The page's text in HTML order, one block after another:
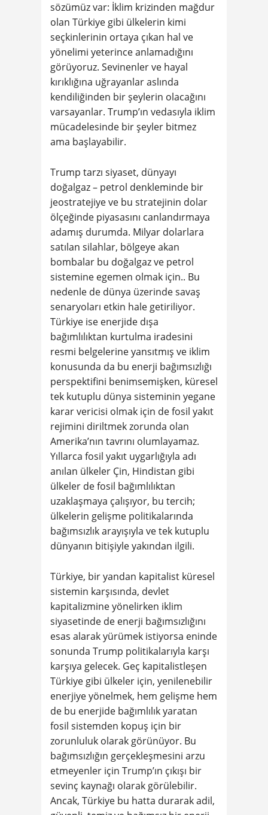
sözümüz var: İklim krizinden mağdur
olan Türkiye gibi ülkelerin kimi
seçkinlerinin ortaya çıkan hal ve
yönelimi yeterince anlamadığını
görüyoruz. Sevinenler ve hayal
kırıklığına uğrayanlar aslında
kendiliğinden bir şeylerin olacağını
varsayanlar. Trump’ın vedasıyla iklim
mücadelesinde bir şeyler bitmez
ama başlayabilir.
Trump tarzı siyaset, dünyayı
doğalgaz – petrol denkleminde bir
jeostratejiye ve bu stratejinin dolar
ölçeğinde piyasasını canlandırmaya
adamış durumda. Milyar dolarlara
satılan silahlar, bölgeye akan
bombalar bu doğalgaz ve petrol
sistemine egemen olmak için.. Bu
nedenle de dünya üzerinde savaş
senaryoları etkin hale getiriliyor.
Türkiye ise enerjide dışa
bağımlılıktan kurtulma iradesini
resmi belgelerine yansıtmış ve iklim
konusunda da bu enerji bağımsızlığı
perspektifini benimsemişken, küresel
tek kutuplu dünya sisteminin yegane
karar vericisi olmak için de fosil yakıt
rejimini diriltmek zorunda olan
Amerika’nın tavrını olumlayamaz.
Yıllarca fosil yakıt uygarlığıyla adı
anılan ülkeler Çin, Hindistan gibi
ülkeler de fosil bağımlılıktan
uzaklaşmaya çalışıyor, bu tercih;
ülkelerin gelişme politikalarında
bağımsızlık arayışıyla ve tek kutuplu
dünyanın bitişiyle yakından ilgili.
Türkiye, bir yandan kapitalist küresel
sistemin karşısında, devlet
kapitalizmine yönelirken iklim
siyasetinde de enerji bağımsızlığını
esas alarak yürümek istiyorsa eninde
sonunda Trump politikalarıyla karşı
karşıya gelecek. Geç kapitalistleşen
Türkiye gibi ülkeler için, yenilenebilir
enerjiye yönelmek, hem gelişme hem
de bu enerjide bağımlılık yaratan
fosil sistemden kopuş için bir
zorunluluk olarak görünüyor. Bu
bağımsızlığın gerçekleşmesini arzu
etmeyenler için Trump’ın çıkışı bir
sevinç kaynağı olarak görülebilir.
Ancak, Türkiye bu hatta durarak adil,